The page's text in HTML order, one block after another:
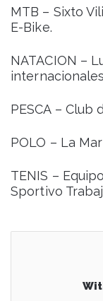
MTB – Sixto
E-Bike.
NATACION –
PESCA – Club
POLO – La
TENIS –
Sportivo